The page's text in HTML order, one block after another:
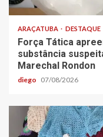
ARAÇATUBA DESTAQUE
Força Tática
substância
Marechal Rondon
diego 07/08/2026